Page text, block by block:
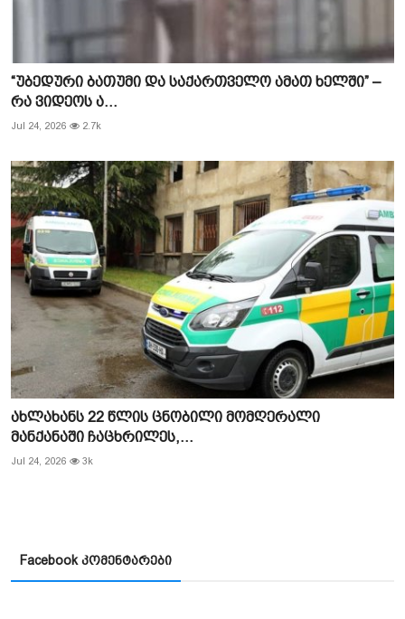
“უბედური ბათუმი და საქართველო ამათ ხელში” –
რა ვიდეოს ა...
Jul 24, 2026 2.7k
ახლახანს 22 წლის ცნობილი მომღერალი
მანქანაში ჩაცხრილეს,...
Jul 24, 2026 3k
Facebook კომენტარები